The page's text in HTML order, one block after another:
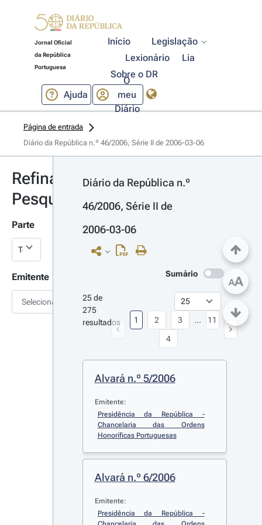
Jornal Oficial
da República
Portuguesa
Início
Legislação
Lexionário
Lia
Sobre o DR
Ajuda
O
meu
Diário
Página de entrada
Diário da República n.º 46/2006, Série II de 2006-03-06
Refinar
Pesquisa
Parte
Emitente
Selecionar
Diário da República n.º
46/2006, Série II de
2006-03-06
Sumário
25 de
275
resultados
1 2
3
4
... 11
Alvará n.º 5/2006
Emitente:
Presidência da República -
Chancelaria das Ordens
Honoríficas Portuguesas
Alvará n.º 6/2006
Emitente:
Presidência da República -
AA